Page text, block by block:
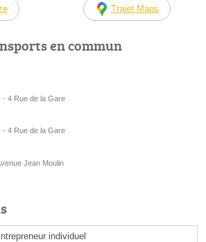
Trajet Maps
en commun
- 4 Rue de la Gare
- 4 Rue de la Gare
Jean Moulin
individuel